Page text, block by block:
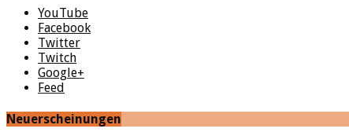
YouTube
Facebook
Twitter
Twitch
Google+
Feed
Neuerscheinungen